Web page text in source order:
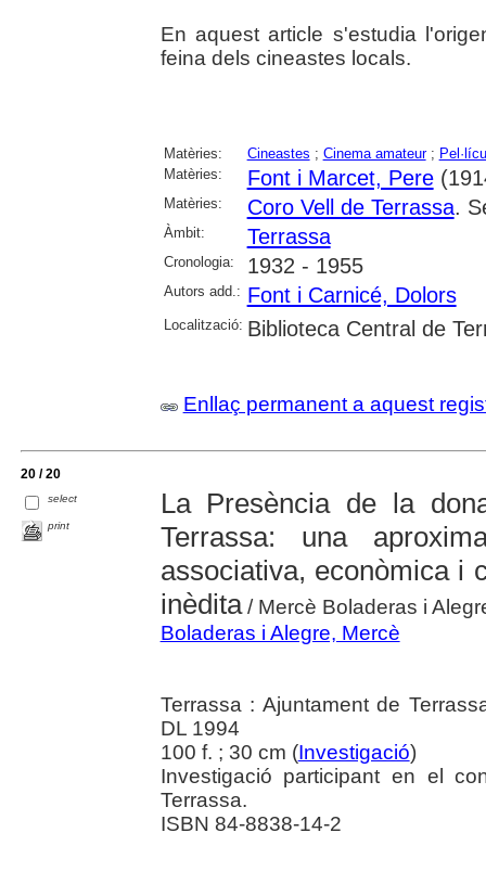
En aquest article s'estudia
feina dels cineastes locals.
Matèries: Cineastes ; Cinema amateur;
Matèries:
Font i Marcet, Pere
Matèries: Coro Vell de Terrassa.
Àmbit: Terrassa
Cronologia: 1932 - 1955
Autors add.: Font i Carnicé, Dolors
Localització: Biblioteca Central de
Enllaç permanent a aquest
20 / 20
select
print
La Presència de la
Terrassa: una
associativa, econòmica i
inèdita/ Mercè Boladeras i
Boladeras i Alegre, Mercè
Terrassa : Ajuntament de
DL 1994
100 f. ; 30 cm (Investigació)
Investigació participant en el
Terrassa.
ISBN 84-8838-14-2